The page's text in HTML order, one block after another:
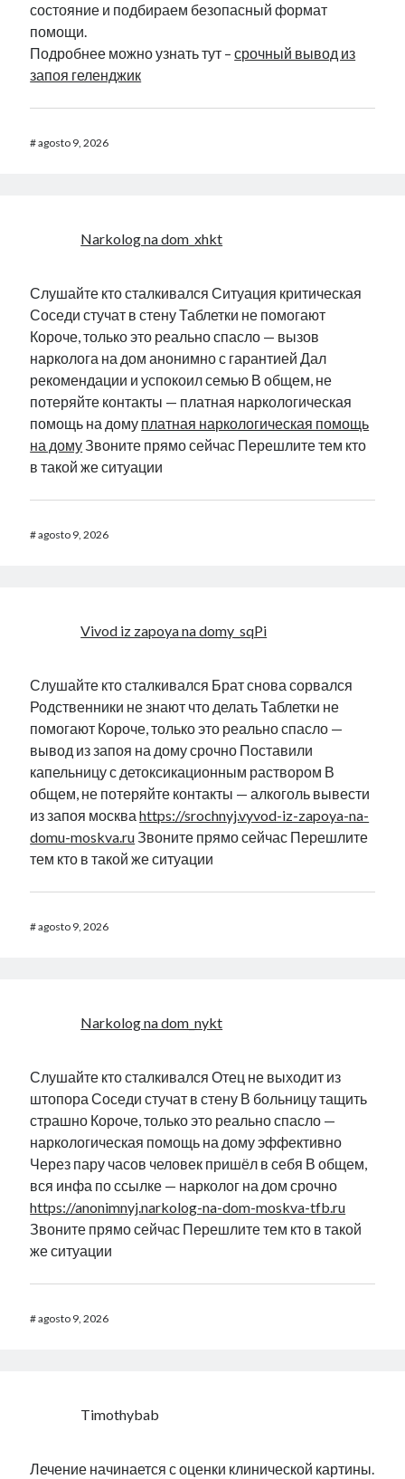
состояние и подбираем безопасный формат
помощи.
Подробнее можно узнать тут –срочный вывод из
запоя геленджик
#agosto 9, 2026
Narkolog na dom_xhkt
Слушайте кто сталкивался Ситуация критическая
Соседи стучат в стену Таблетки не помогают
Короче, только это реально спасло — вызов
нарколога на дом анонимно с гарантией Дал
рекомендации и успокоил семью В общем, не
потеряйте контакты — платная наркологическая
помощь на дому платная наркологическая помощь
на домуЗвоните прямо сейчас Перешлите тем кто
в такой же ситуации
#agosto 9, 2026
Vivod iz zapoya na domy_sqPi
Слушайте кто сталкивался Брат снова сорвался
Родственники не знают что делать Таблетки не
помогают Короче, только это реально спасло —
вывод из запоя на дому срочно Поставили
капельницу с детоксикационным раствором В
общем, не потеряйте контакты — алкоголь вывести
из запоя москваhttps://srochnyj.vyvod-iz-zapoya-na-
domu-moskva.ruЗвоните прямо сейчас Перешлите
тем кто в такой же ситуации
#agosto 9, 2026
Narkolog na dom_nykt
Слушайте кто сталкивался Отец не выходит из
штопора Соседи стучат в стену В больницу тащить
страшно Короче, только это реально спасло —
наркологическая помощь на дому эффективно
Через пару часов человек пришёл в себя В общем,
вся инфа по ссылке — нарколог на дом срочно
https://anonimnyj.narkolog-na-dom-moskva-tfb.ru
Звоните прямо сейчас Перешлите тем кто в такой
же ситуации
#agosto 9, 2026
Timothybab
Лечение начинается с оценки клинической картины.